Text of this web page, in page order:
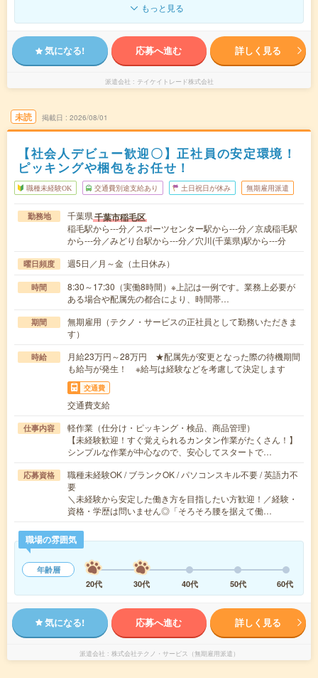
もっと見る
気になる! 応募へ進む 詳しく見る
派遣会社 テイケイトレード株式会社
未読 掲載日 2026/08/01
【社会人デビュー歓迎〇】正社員の安定環境！
ピッキングや梱包をお任せ！
職種未経験OK 交通費別途支給あり 土日祝日が休み 無期雇用派遣
勤務地 千葉県千葉市稲毛区
稲毛駅から---分／スポーツセンター駅から---分／京成稲毛駅
から---分／みどり台駅から---分／穴川(千葉県)駅から---分
曜日頻度 週5日／月～金（土日休み）
時間
8:30～17:30（実働8時間）※上記は一例です。業務上必要が
ある場合や配属先の都合により、時間帯…
期間
無期雇用（テクノ・サービスの正社員として勤務いただきま
す）
時給
月給23万円～28万円 ★配属先が変更となった際の待機期間
も給与が発生！ ※給与は経験などを考慮して決定します
交通費
交通費支給
仕事内容
軽作業（仕分け・ピッキング・検品、商品管理）
【未経験歓迎！すぐ覚えられるカンタン作業がたくさん！】
シンプルな作業が中心なので、安心してスタートで…
応募資格
職種未経験OK / ブランクOK / パソコンスキル不要 / 英語力不
要
＼未経験から安定した働き方を目指したい方歓迎！／経験・
資格・学歴は問いません◎「そろそろ腰を据えて働…
職場の雰囲気
年齢層
20代
30代 40代 50代 60代
気になる! 応募へ進む 詳しく見る
派遣会社 株式会社テクノ・サービス（無期雇用派遣）